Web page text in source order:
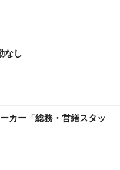
なし
カー「総務・営繕スタッ